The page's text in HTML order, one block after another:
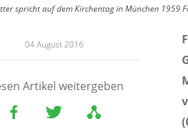
spricht auf dem Kirchentag in München 1959
04 August 2016
Artikel weitergeben